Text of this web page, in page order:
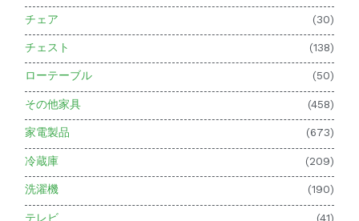
チェア (30)
チェスト (138)
ローテーブル (50)
その他家具 (458)
家電製品 (673)
冷蔵庫 (209)
洗濯機 (190)
テレビ (41)